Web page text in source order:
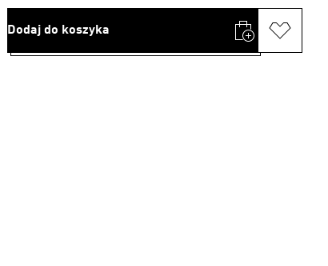
Dodaj do koszyka